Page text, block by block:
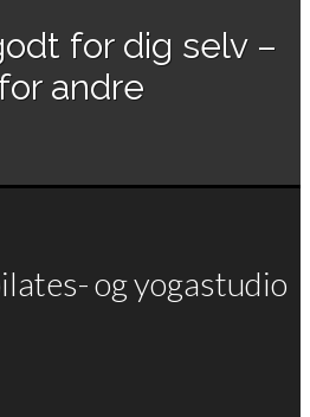
for dig selv –
andre
og yogastudio